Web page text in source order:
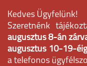
Kedves Ügyfelünk!
Szeretnénk
augusztus 8-án
augusztus 10-19-
a telefonos